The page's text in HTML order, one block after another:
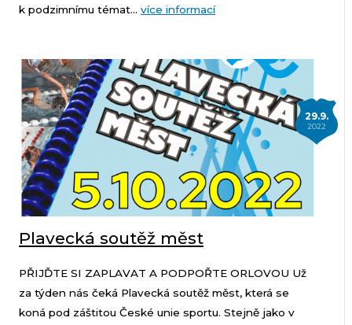
k podzimnímu témat... více informací
29.9.
2022
Plavecká soutěž měst
PŘIJĎTE SI ZAPLAVAT A PODPOŘTE ORLOVOU Už
za týden nás čeká Plavecká soutěž měst, která se
koná pod záštitou České unie sportu. Stejně jako v